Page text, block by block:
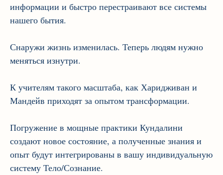
информации и быстро перестраивают все системы
нашего бытия.
Снаружи жизнь изменилась. Теперь людям нужно
меняться изнутри.
К учителям такого масштаба, как Харидживан и
Мандейв приходят за опытом трансформации.
Погружение в мощные практики Кундалини
создают новое состояние, а полученные знания и
опыт будут интегрированы в вашу индивидуальную
систему Тело/Сознание.